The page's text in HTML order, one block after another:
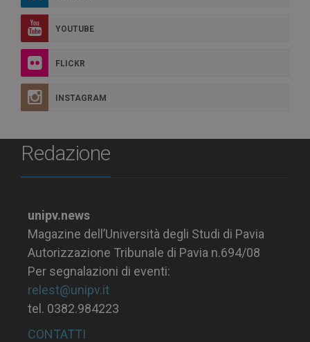
YOUTUBE
FLICKR
INSTAGRAM
Redazione
unipv.news
Magazine dell’Università degli Studi di Pavia
Autorizzazione Tribunale di Pavia n.694/08
Per segnalazioni di eventi:
relest@unipv.it
tel. 0382.984223
CONTATTI